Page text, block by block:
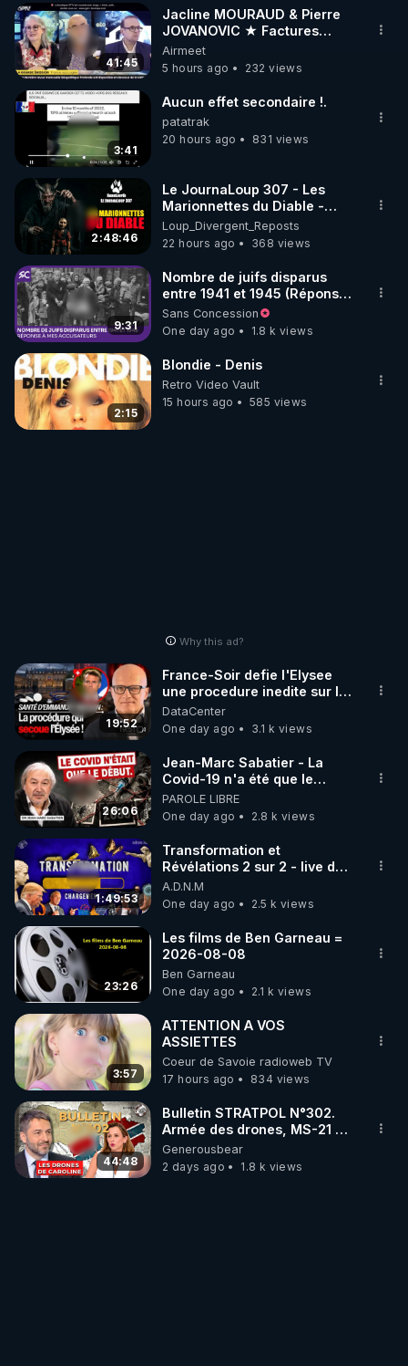
▶ 30 jours gratuit sur l’application de méditation et
de bien-être ENVOL :
Rendez-vous sur https://www.envol.app/code
le code : REGENERE
plus de guerres.
41:45
Jacline MOURAUD & Pierre
JOVANOVIC ★ Factures
Impayées : Où Est Passé Le
Pognon ?
Airmeet
5 hours ago
232 views
3:41
Aucun effet secondaire !.
patatrak
20 hours ago
831 views
2:48:46
Le JournaLoup 307 - Les
Marionnettes du Diable -
Loup Divergent 2026.08.07
Loup_Divergent_Reposts
22 hours ago
368 views
9:31
Nombre de juifs disparus
entre 1941 et 1945 (Réponse
à mes accusateurs)
Sans Concession
One day ago
1.8 k views
2:15
Blondie - Denis
Retro Video Vault
15 hours ago
585 views
Why this ad?
19:52
France-Soir defie l'Elysee
une procedure inedite sur la
sante du president - Nexus
DataCenter
One day ago
3.1 k views
26:06
Jean-Marc Sabatier - La
Covid-19 n'a été que le
début - L'ARNm & l'ARNm-aa
jusqu où auront-t-il ?
PAROLE LIBRE
One day ago
2.8 k views
1:49:53
Transformation et
Révélations 2 sur 2 - live du
07/08/26
A.D.N.M
One day ago
2.5 k views
23:26
Les films de Ben Garneau =
2026-08-08
Ben Garneau
One day ago
2.1 k views
3:57
ATTENTION A VOS
ASSIETTES
Coeur de Savoie radioweb TV
17 hours ago
834 views
44:48
Bulletin STRATPOL N°302.
Armée des drones, MS-21 en
série, missiles coréens.
07.08.2026.
Generousbear
2 days ago
1.8 k views